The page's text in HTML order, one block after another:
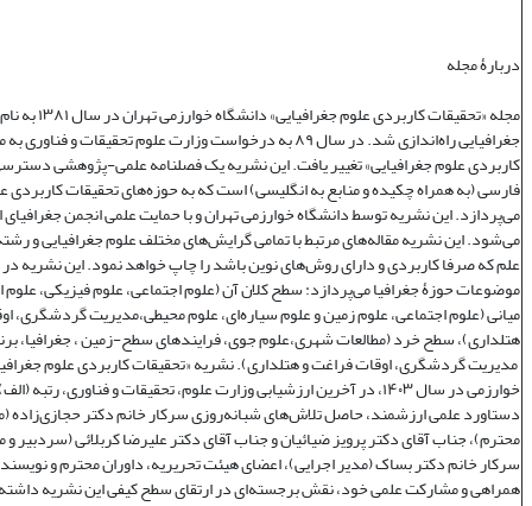
دربارۀ مجله
مجله «تحقیقات کاربردی
جغرافیایی راه‌اندازی شد. در سال ۸۹ به درخواست وزارت علوم تحقیقات و
کاربردی علوم جغرافیایی» تغییر یافت. این نشریه یک فصلنامه علمی‌-پژوهشی
فارسی (به همراه چکیده و منابع به انگلیسی) است که به حوزه‌های تحقیقات کاربردی
می‌پردازد. این نشریه توسط دانشگاه خوارزمی تهران و با حمایت علمی انجمن جغرافیای
می‌شود. این نشریه مقاله‌های مرتبط با تمامی گرایش‌های مختلف علوم جغرافیایی و
علم که صرفا کاربردی و دارای روش‌های نوین باشد را چاپ خواهد نمود. این نشریه
موضوعات حوزۀ جغرافیا می‌پردازد: سطح کلان آن (علوم اجتماعی، علوم فیزیکی،
میانی (علوم اجتماعی، علوم زمین و علوم سیاره‌ای، علوم محیطی،مدیریت گردشگری،
هتلداری)، سطح خرد (مطالعات شهری،علوم جوی، فرایندهای سطح-زمین ، جغرافیا،
مدیریت گردشگری، اوقات فراغت و هتلداری). نشریه «تحقیقات کاربردی علوم
خوارزمی در سال ۱۴۰۳، در آخرین ارزشیابی وزارت علوم، تحقیقات و فناوری،
دستاورد علمی ارزشمند، حاصل تلاش‌های شبانه‌روزی سرکار خانم دکتر حجازی‌زاده
محترم)، جناب آقای دکتر پرویز ضیائیان و جناب آقای دکتر علیرضا کربلائی (سردبیر
سرکار خانم دکتر بساک (مدیر اجرایی)، اعضای هیئت تحریریه، داوران محترم و
همراهی و مشارکت علمی خود، نقش برجسته‌ای در ارتقای سطح کیفی این نشریه